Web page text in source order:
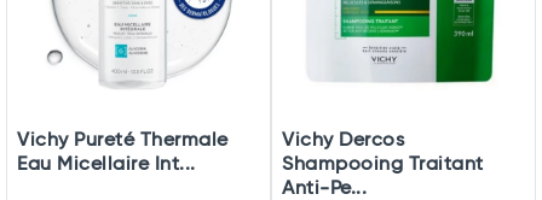
Vichy Pureté Thermale
Eau Micellaire Int...
Vichy Dercos
Shampooing Traitant
Anti-Pe...